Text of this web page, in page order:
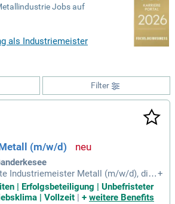
Jobs auf
als Industriemeister
Filter
(m/w/d)
Industriemeister Metall (m/w/d), die
und Verantwortung habe
Markt brauchen wir kreative Talent
+
| Erfolgsbeteiligung | Unbefristeter
| Vollzeit
+ weitere Benefits